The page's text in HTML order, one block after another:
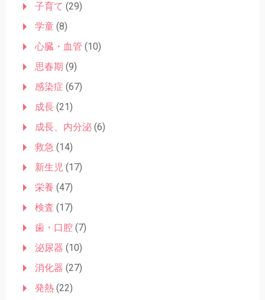
子育て (29)
学童(8)
心臓・血管 (10)
思春期 (9)
感染症 (67)
成長(21)
成長、内分泌(6)
救急 (14)
新生児 (17)
栄養 (47)
検査 (17)
歯・口腔(7)
泌尿器 (10)
消化器 (27)
発熱(22)